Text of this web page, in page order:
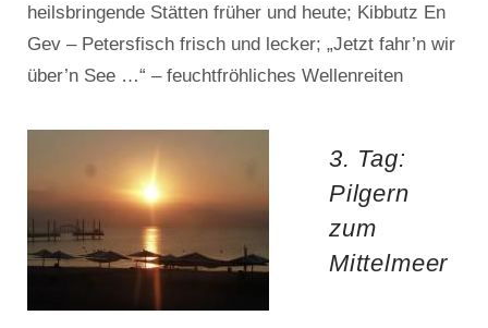
heilsbringende Stätten früher und heute; Kibbutz En
Gev – Petersfisch frisch und lecker; „Jetzt fahr’n wir
über’n See …“ – feuchtfröhliches Wellenreiten
3. Tag:
Pilgern
zum
Mittelmeer